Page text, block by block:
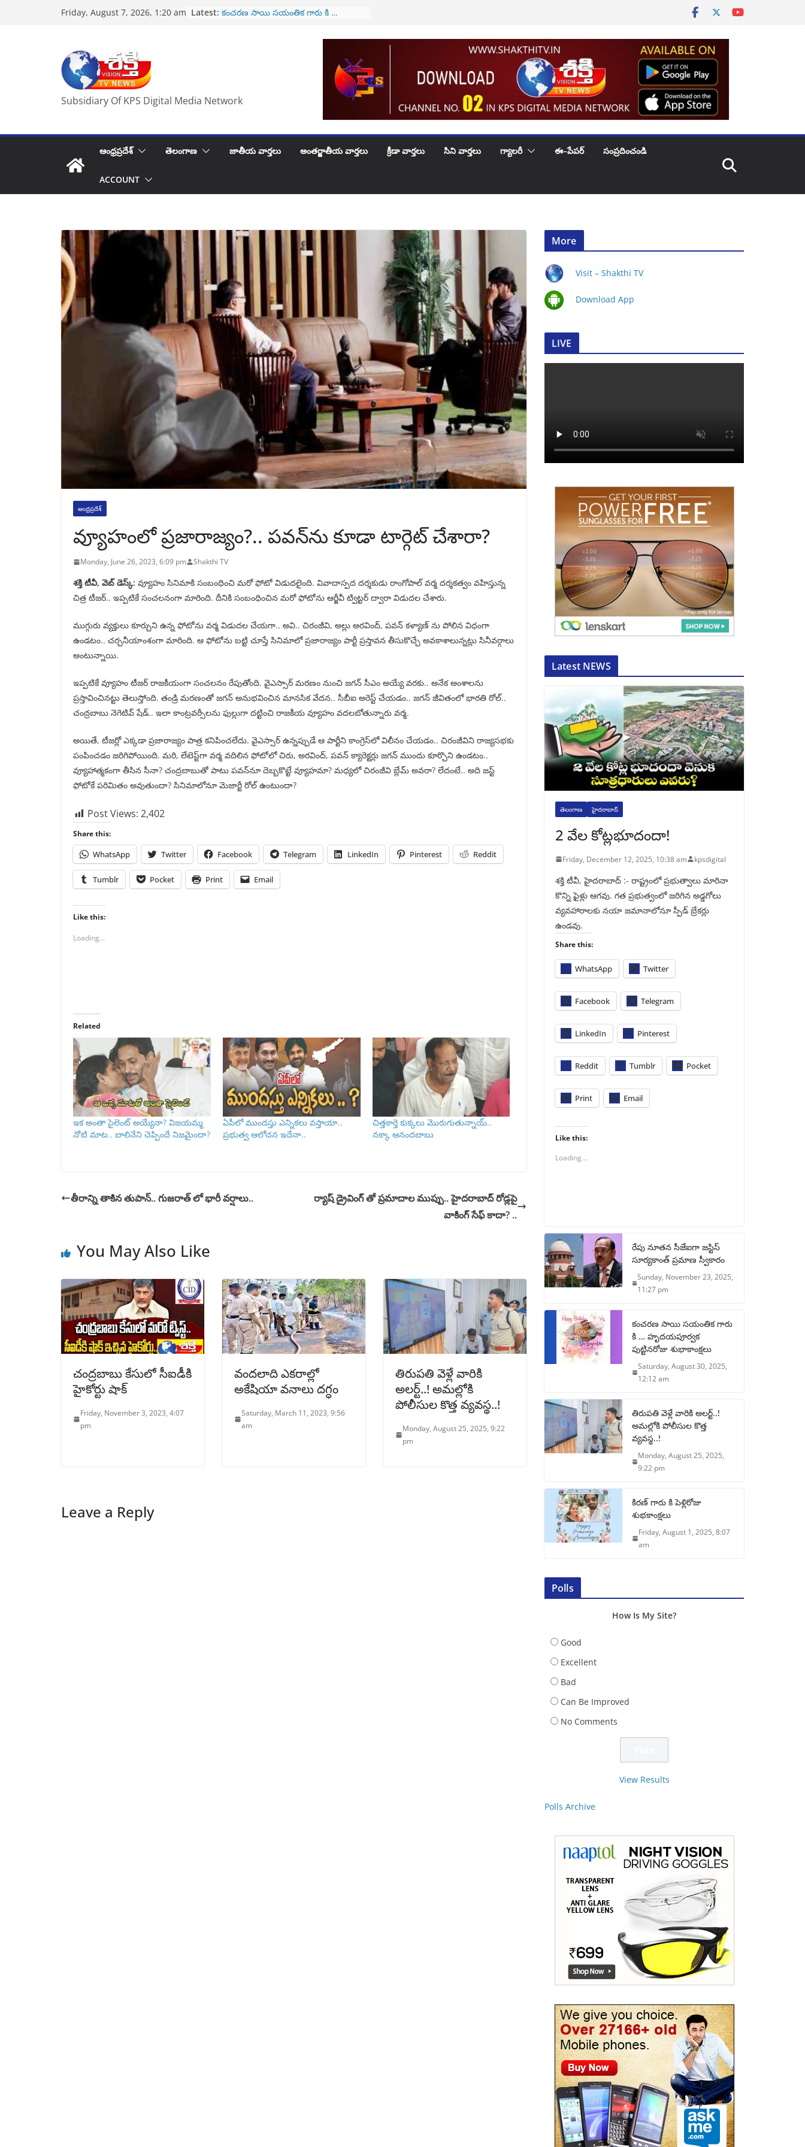
Friday, August 7, 2026, 1:20 am Latest: రేపు నూతన సీజేఐగా జస్టిస్ సూర్యకాంత్
2 వేల కోట్లభూదందా!
Subsidiary Of KPS Digital Media Network
ఆంధ్రప్రదేశ్ తెలంగాణ జాతీయ వార్తలు అంతర్జాతీయ వార్తలు క్రీడా వార్తలు సిని వార్తలు గ్యాలరీ ఈ–పేపర్ సంప్రదించండి
ACCOUNT
ఆంధ్రప్రదేశ్
వ్యూహంలో ప్రజారాజ్యం?.. పవన్‌ను కూడా టార్గెట్ చేశారా?
Monday, June 26, 2023, 6:09 pm Shakthi TV
శక్తి టీవీ, వెబ్ డెస్క్: వ్యూహం సినిమాకి సంబంధించి మరో ఫోటో విడుదలైంది. వివాదాస్పద దర్శకుడు రాంగోపాల్‌ వర్మ దర్శకత్వం వహిస్తున్న
చిత్ర టీజర్‌.. ఇప్పటికే సంచలనంగా మారింది. దీనికి సంబంధించిన మరో ఫోటోను ఆర్జీవీ ట్విట్టర్‌ ద్వారా విడుదల చేశారు.
ముగ్గురు వ్యక్తులు కూర్చుని ఉన్న ఫోటోను వర్మ విడుదల చేయగా.. అవి.. చిరంజీవి, అల్లు అరవింద్, పవన్ కళ్యాణ్ ను పోలిన విధంగా
ఉండటం.. చర్చనీయాంశంగా మారింది. ఆ ఫోటోను బట్టి చూస్తే సినిమాలో ప్రజారాజ్యం పార్టీ ప్రస్తావన తీసుకొచ్చే అవకాశాలున్నట్లు సినీవర్గాలు
అంటున్నాయి.
ఇప్పటికే వ్యూహం టీజర్ రాజకీయంగా సంచలనం రేపుతోంది. వైఎస్సార్ మరణం నుంచి జగన్ సీఎం అయ్యే వరకు.. అనేక అంశాలను
ప్రస్తావించినట్టు తెలుస్తోంది. తండ్రి మరణంతో జగన్ అనుభవించిన మానసిక వేదన.. సీబీఐ అరెస్ట్ చేయడం.. జగన్ జీవితంలో భారతి రోల్..
చంద్రబాబు నెగెటివ్ షేడ్.. ఇలా కాంట్రవర్సీలను ఫుల్లుగా దట్టించి రాజకీయ వ్యూహం వదలబోతున్నారు వర్మ.
అయితే, టీజర్లో ఎక్కడా ప్రజారాజ్యం పాత్ర కనిపించలేదు. వైఎస్సార్ ఉన్నప్పుడే ఆ పార్టీని కాంగ్రెస్‌లో విలీనం చేయడం.. చిరంజీవిని రాజ్యసభకు
పంపించడం జరిగిపోయింది. మరి, లేటెస్ట్‌గా వర్మ వదిలిన ఫోటోలో చిరు, అరవింద్, పవన్‌ క్యారెక్టర్లు జగన్ ముందు కూర్చొని ఉండటం..
వ్యూహాత్మకంగా తీసిన సీనా? చంద్రబాబుతో పాటు పవన్‌నూ దెబ్బకొట్టే వ్యూహమా? మధ్యలో చిరంజీవి బ్లేమ్ అవరా? లేదంటే.. అది జస్ట్
ఫోటోకే పరిమితం అవుతుందా? సినిమాలోనూ మెజార్టీ రోల్ ఉంటుందా?
Post Views: 2,402
Share this:
WhatsApp Twitter Facebook Telegram LinkedIn Pinterest Reddit
Tumblr Pocket Print Email
Like this:
Loading...
Related
ఇక అంతా సైలెంట్ అయ్యేనా? విజయమ్మ
నోటి మాట.. బాలినేని చెప్పిందే నిజమైందా?
ఏపీలో ముందస్తు ఎన్నికలు వస్తాయా..
ప్రభుత్వ ఆలోచన ఇదేనా..
చిత్తకార్తె కుక్కలు మొరుగుతున్నాయ్..
నక్కా ఆనందబాబు
తీరాన్ని తాకిన తుపాన్.. గుజరాత్ లో భారీ వర్షాలు..
ర్యాష్ డ్రైవింగ్ తో ప్రమాదాల ముప్పు.. హైదరాబాద్‌ రోడ్లపై
వాకింగ్‌ సేఫ్ కాదా? ..
You May Also Like
చంద్రబాబు కేసులో సీఐడీకి
హైకోర్టు షాక్
Friday, November 3, 2023, 4:07
pm
వందలాది ఎకరాల్లో
అకేషియా వనాలు దగ్ధం
Saturday, March 11, 2023, 9:56
am
తిరుపతి వెళ్లే వారికి
అలర్ట్..! అమల్లోకి
పోలీసుల కొత్త వ్యవస్థ..!
Monday, August 25, 2025, 9:22
pm
Leave a Reply
More
Visit – Shakthi TV
Download App
LIVE
Latest NEWS
తెలంగాణ హైదరాబాద్
2 వేల కోట్లభూదందా!
Friday, December 12, 2025, 10:38 am kpsdigital
శక్తి టీవీ, హైదరాబాద్‌ :- రాష్ట్రంలో ప్రభుత్వాలు మారినా
కొన్ని ఫైళ్లు ఆగవు. గత ప్రభుత్వంలో జరిగిన అడ్డగోలు
వ్యవహారాలకు నయా జమానాలోనూ స్పీడ్‌ బ్రేకర్లు
ఉండవు.
Share this:
WhatsApp Twitter
Facebook Telegram
LinkedIn Pinterest
Reddit Tumblr Pocket
Print Email
Like this:
Loading...
రేపు నూతన సీజేఐగా జస్టిస్
సూర్యకాంత్ ప్రమాణ స్వీకారం
Sunday, November 23, 2025,
11:27 pm
కంచరణ సాయి సయంతిక గారు
కి … హృదయపూర్వక
పుట్టినరోజు శుభాకాంక్షలు
Saturday, August 30, 2025,
12:12 am
తిరుపతి వెళ్లే వారికి అలర్ట్..!
అమల్లోకి పోలీసుల కొత్త
వ్యవస్థ..!
Monday, August 25, 2025,
9:22 pm
కిరణ్ గారు కి పెళ్లిరోజు
శుభకాంక్షలు
Friday, August 1, 2025, 8:07
am
Polls
How Is My Site?
Good
Excellent
Bad
Can Be Improved
No Comments
View Results
Polls Archive